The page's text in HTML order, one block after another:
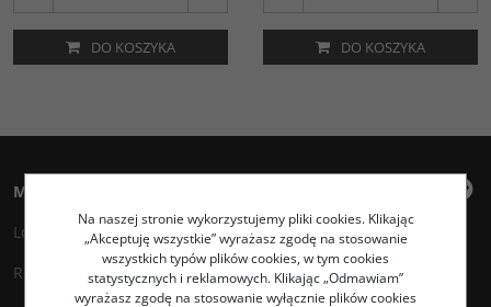
DO KOSZYKA DO KOSZYKA
Moje konto
Logowanie
Rejestracja
Na naszej stronie wykorzystujemy pliki cookies. Klikając
„Akceptuję wszystkie” wyrażasz zgodę na stosowanie
wszystkich typów plików cookies, w tym cookies
statystycznych i reklamowych. Klikając „Odmawiam”
wyrażasz zgodę na stosowanie wyłącznie plików cookies